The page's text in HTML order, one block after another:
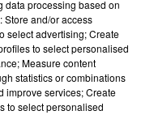
1 min 43 sec
data processing based on
Store and/or access
select advertising; Create
to select personalised
Measure content
statistics or combinations
improve services; Create
to select personalised